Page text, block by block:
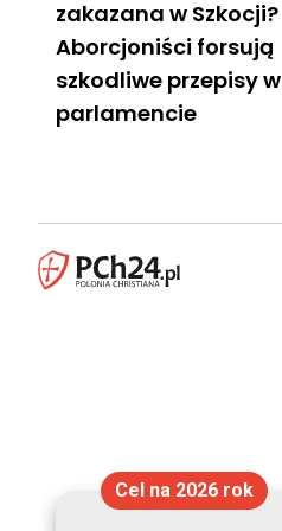
zakazana w Szkocji?
Aborcjoniści forsują
szkodliwe przepisy w
parlamencie
Cel na 2026 rok